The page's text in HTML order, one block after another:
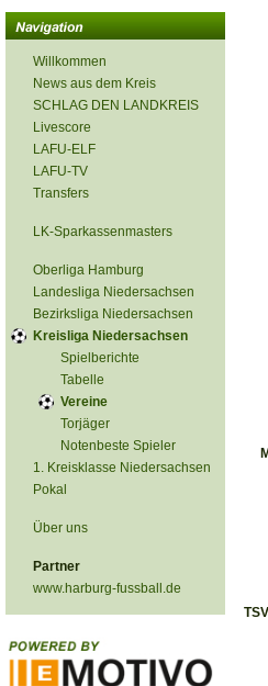
Willkommen
News aus dem Kreis
SCHLAG DEN LANDKREIS
Livescore
LAFU-ELF
LAFU-TV
Transfers
LK-Sparkassenmasters
Oberliga Hamburg
Landesliga Niedersachsen
Bezirksliga Niedersachsen
Kreisliga Niedersachsen
Spielberichte
Tabelle
Vereine
Torjäger
Notenbeste Spieler
1. Kreisklasse Niedersachsen
Pokal
Über uns
Partner
www.harburg-fussball.de